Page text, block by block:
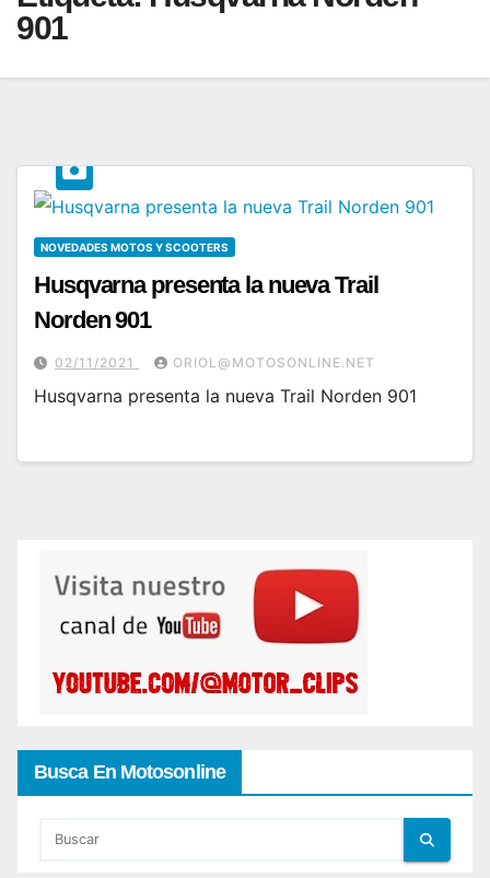
901
NOVEDADES MOTOS Y SCOOTERS
Husqvarna presenta la nueva Trail
Norden 901
02/11/2021 ORIOL@MOTOSONLINE.NET
Husqvarna presenta la nueva Trail Norden 901
Busca En Motosonline